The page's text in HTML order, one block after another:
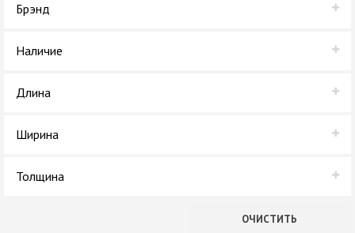
Брэнд
Наличие
Длина
Ширина
Толщина
ОЧИСТИТЬ